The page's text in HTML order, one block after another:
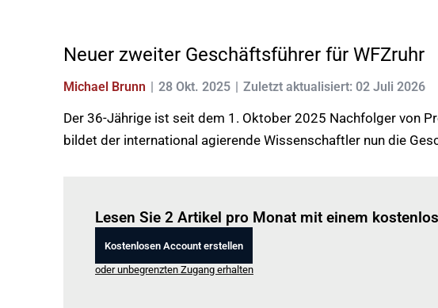
Neuer zweiter Geschäftsführer für WFZruhr
Michael Brunn 28 Okt. 2025 Zuletzt aktualisiert: 02 Juli 2026
Der 36-Jährige ist seit dem 1. Oktober 2025 Nachfolger von
bildet der international agierende Wissenschaftler nun die
Lesen Sie 2 Artikel pro Monat mit einem
Kostenlosen Account erstellen
oder unbegrenzten Zugang erhalten